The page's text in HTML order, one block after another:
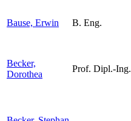
Bause, Erwin B. Eng.
Becker,
Dorothea
Prof. Dipl.-Ing.